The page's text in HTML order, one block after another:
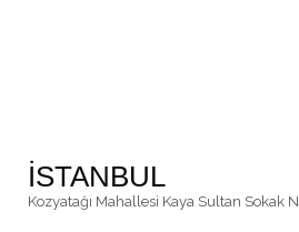
İSTANBUL
Kozyatağı Mahallesi Kaya Sultan Sokak